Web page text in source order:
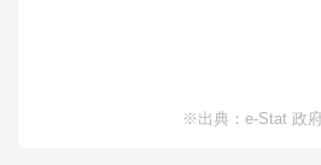
※出典：e-Stat 政